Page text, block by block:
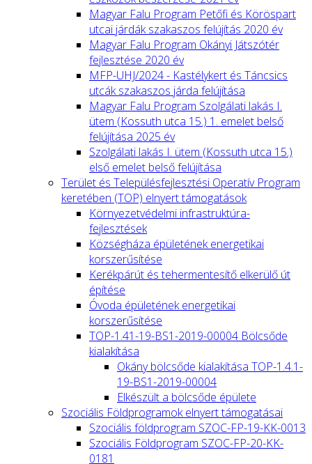
Magyar Falu Program Petőfi és Köröspart
utcai járdák szakaszos felújítás 2020 év
Magyar Falu Program Okányi Játszótér
fejlesztése 2020 év
MFP-UHJ/2024 - Kastélykert és Táncsics
utcák szakaszos járda felújítása
Magyar Falu Program Szolgálati lakás I.
ütem (Kossuth utca 15.) 1. emelet belső
felújítása 2025 év
Szolgálati lakás I. ütem (Kossuth utca 15.)
első emelet belső felújítása
Terület és Településfejlesztési Operatív Program
keretében (TOP) elnyert támogatások
Környezetvédelmi infrastruktúra-
fejlesztések
Községháza épületének energetikai
korszerűsítése
Kerékpárút és tehermentesítő elkerülő út
építése
Óvoda épületének energetikai
korszerűsítése
TOP-1.41-19-BS1-2019-00004 Bölcsőde
kialakítása
Okány bölcsőde kialakítása TOP-1.4.1-
19-BS1-2019-00004
Elkészült a bölcsőde épülete
Szociális Földprogramok elnyert támogatásai
Szociális földprogram SZOC-FP-19-KK-0013
Szociális Földprogram SZOC-FP-20-KK-
0181